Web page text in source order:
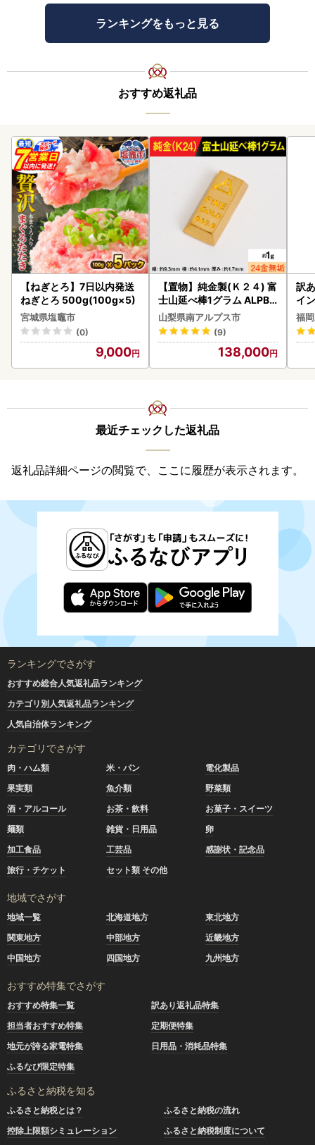
ランキングをもっと見る
おすすめ返礼品
【ねぎとろ】7日以内発送
ねぎとろ 500g(100g×5)
宮城県塩竈市
(0)
9,000
【置物】純金製(Ｋ２４) 富
士山延べ棒1グラム ALPBK
180
山梨県南アルプス市
(9)
138,000
訳
イ
福
最近チェックした返礼品
返礼品詳細ページの閲覧で、ここに履歴が表示されます。
ランキングでさがす
おすすめ総合人気返礼品ランキング
カテゴリ別人気返礼品ランキング
人気自治体ランキング
カテゴリでさがす
肉・ハム類 米・パン
電化製品
果実類
魚介類
野菜類
酒・アルコール
お茶・飲料
お菓子・スイーツ
麺類
雑貨・日用品
卵
加工食品
工芸品
感謝状・記念品
旅行・チケット
セット類 その他
地域でさがす
地域一覧 北海道地方
東北地方
関東地方
中部地方
近畿地方
中国地方
四国地方 九州地方
おすすめ特集でさがす
おすすめ特集一覧
訳あり返礼品特集
担当者おすすめ特集
定期便特集
地元が誇る家電特集
日用品・消耗品特集
ふるなび限定特集
ふるさと納税を知る
ふるさと納税とは？
ふるさと納税の流れ
控除上限額シミュレーション
ふるさと納税制度について